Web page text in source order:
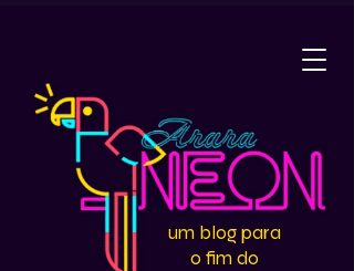
um blog para
o fim do